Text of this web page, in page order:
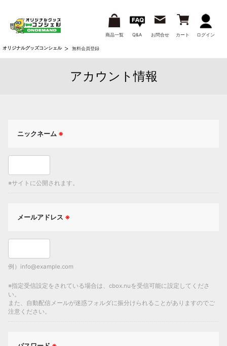
商品一覧 Q&A お問合せ カート ログイン
オリジナルグッズコンシェル 無料会員登録
アカウント情報
ニックネーム ※
※サイトに公開されます。
メールアドレス ※
例）info@example.com
※指定受信設定をされている場合は、cbox.nuを受信可能に設定してくださ
い。
また、自動配信メールが迷惑フォルダに振分けられることがありますのでご
注意ください。